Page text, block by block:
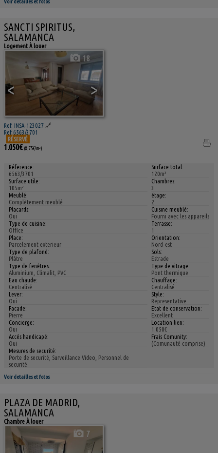
SANCTI SPIRITUS,
SALAMANCA
Logement À louer
< >
18
Ref. INSA-123027 🔗
Ref 6563/3701
RÉSERVÉ
1.050€ (8,75€/m²)
Réference:
6563/3701
Surface total:
120m²
Surface utile:
105m²
Chambres:
3
Meublé:
Complètement meublé
étage:
2
Placards:
Oui
Cuisine meublé:
Fourni avec les appareils
Type de cuisine:
Office
Terrasse:
1
Place:
Parcelement exterieur
Orientation:
Nord-est
Type de plafond:
Plâtre
Sols:
Estrade
Type de fenêtres:
Aluminium, Climalit, PVC
Type de vitrage:
Pont thermique
Eau chaude:
Centralisé
Chauffage:
Centralisé
Lever:
Oui
Style:
Representative
Facade:
Pierre
Etat de conservation:
Excellent
Concierge:
Oui
Location lien:
1.050€
Accés handicapé:
Oui
Frais Comunity:
(Comunauté comprise)
Mesures de securité:
Porte de securité, Surveillance Video, Personnel de
securité
Voir detailles et fotos
PLAZA DE MADRID,
SALAMANCA
Chambre À louer
7